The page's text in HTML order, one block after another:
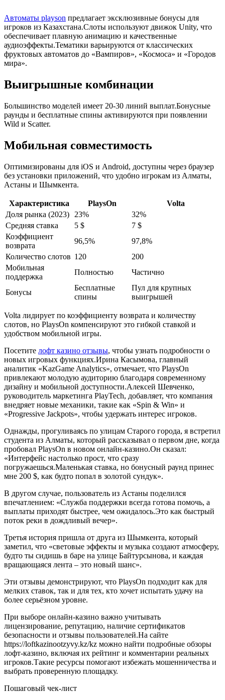
Автоматы playson предлагает эксклюзивные бонусы для
игроков из Казахстана.Слоты используют движок Unity, что
обеспечивает плавную анимацию и качественные
аудиоэффекты.Тематики варьируются от классических
фруктовых автоматов до «Вампиров», «Космоса» и «Городов
мира».
Выигрышные комбинации
Большинство моделей имеет 20-30 линий выплат.Бонусные
раунды и бесплатные спины активируются при появлении
Wild и Scatter.
Мобильная совместимость
Оптимизированы для iOS и Android, доступны через браузер
без установки приложений, что удобно игрокам из Алматы,
Астаны и Шымкента.
Характеристика PlaysOn
Volta
Доля рынка (2023)
23%
32%
Средняя ставка
5 $
7 $
Коэффициент
возврата
96,5%
97,8%
Количество слотов 120
200
Мобильная
поддержка
Полностью Частично
Бонусы
Бесплатные
спины
Пул для крупных
выигрышей
Volta лидирует по коэффициенту возврата и количеству
слотов, но PlaysOn компенсируют это гибкой ставкой и
удобством мобильной игры.
Посетите лофт казино отзывы, чтобы узнать подробности о
новых игровых функциях.Ирина Касымова, главный
аналитик «KazGame Analytics», отмечает, что PlaysOn
привлекают молодую аудиторию благодаря современному
дизайну и мобильной доступности.Алексей Шевченко,
руководитель маркетинга PlayTech, добавляет, что компания
внедряет новые механики, такие как «Spin & Win» и
«Progressive Jackpots», чтобы удержать интерес игроков.
Однажды, прогуливаясь по улицам Старого города, я встретил
студента из Алматы, который рассказывал о первом дне, когда
пробовал PlaysOn в новом онлайн‑казино.Он сказал:
«Интерфейс настолько прост, что сразу
погружаешься.Маленькая ставка, но бонусный раунд принес
мне 200 $, как будто попал в золотой сундук».
В другом случае, пользователь из Астаны поделился
впечатлением: «Служба поддержки всегда готова помочь, а
выплаты приходят быстрее, чем ожидалось.Это как быстрый
поток реки в дождливый вечер».
Третья история пришла от друга из Шымкента, который
заметил, что «световые эффекты и музыка создают атмосферу,
будто ты сидишь в баре на улице Байтурсынова, и каждая
вращающаяся лента – это новый шанс».
Эти отзывы демонстрируют, что PlaysOn подходит как для
мелких ставок, так и для тех, кто хочет испытать удачу на
более серьёзном уровне.
При выборе онлайн‑казино важно учитывать
лицензирование, репутацию, наличие сертификатов
безопасности и отзывы пользователей.На сайте
https://loftkazinootzyvy.kz/kz можно найти подробные обзоры
лофт‑казино, включая их рейтинг и комментарии реальных
игроков.Такие ресурсы помогают избежать мошенничества и
выбрать проверенную площадку.
Пошаговый чек‑лист